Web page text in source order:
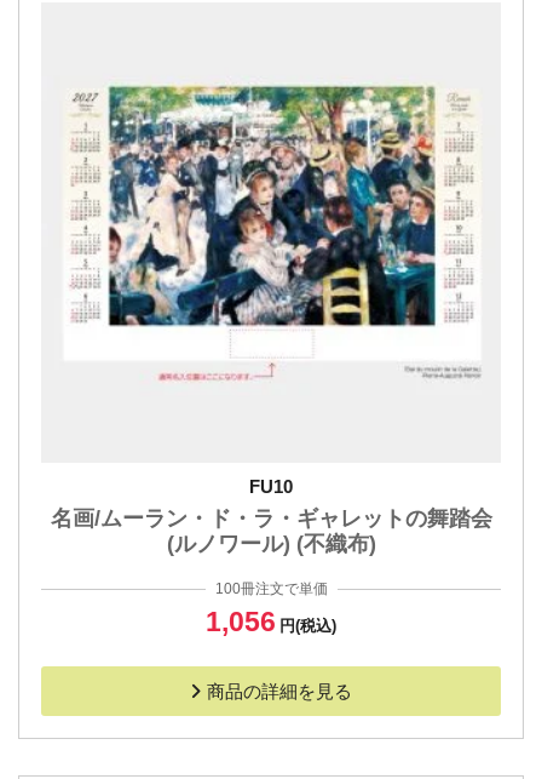
FU10
名画/ムーラン・ド・ラ・ギャレットの舞踏会
(ルノワール) (不織布)
100冊注文で単価
1,056 円(税込)
商品の詳細を見る